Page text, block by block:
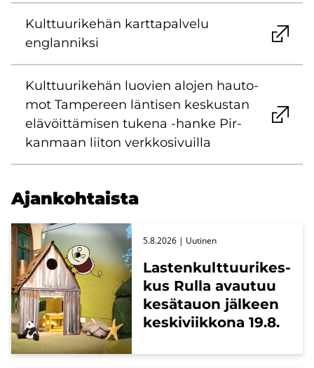
Kult­tuu­ri­ke­hän kart­ta­pal­ve­lu
englan­nik­si
Kult­tuu­ri­ke­hän luo­vien alo­jen hau­to­
mot Tam­pe­reen län­ti­sen kes­kus­tan
elä­vöit­tä­mi­sen tu­ke­na -​hanke Pir­
kan­maan lii­ton verk­ko­si­vuil­la
Ajan­koh­tais­ta
Las­ten­kult­tuu­ri­kes­
kus Rulla avau­tuu
ke­sä­tauon jäl­keen
kes­ki­viik­ko­na 19.8.
5.8.2026 | Uu­ti­nen